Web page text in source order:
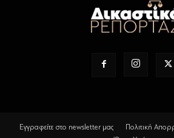
Εγγραφείτε στο newsletter μας Πολιτική